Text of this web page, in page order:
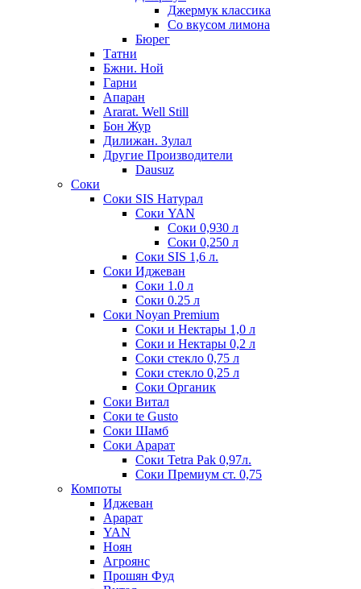
Джермук классика
Со вкусом лимона
Бюрег
Татни
Бжни. Ной
Гарни
Апаран
Ararat. Well Still
Бон Жур
Дилижан. Зулал
Другие Производители
Dausuz
Соки
Соки SIS Натурал
Соки YAN
Соки 0,930 л
Соки 0,250 л
Соки SIS 1,6 л.
Соки Иджеван
Соки 1.0 л
Соки 0.25 л
Соки Noyan Premium
Соки и Нектары 1,0 л
Соки и Нектары 0,2 л
Соки стекло 0,75 л
Соки стекло 0,25 л
Соки Органик
Соки Витал
Соки te Gusto
Соки Шамб
Соки Арарат
Соки Tetra Pak 0,97л.
Соки Премиум ст. 0,75
Компоты
Иджеван
Арарат
YAN
Ноян
Агроянс
Прошян Фуд